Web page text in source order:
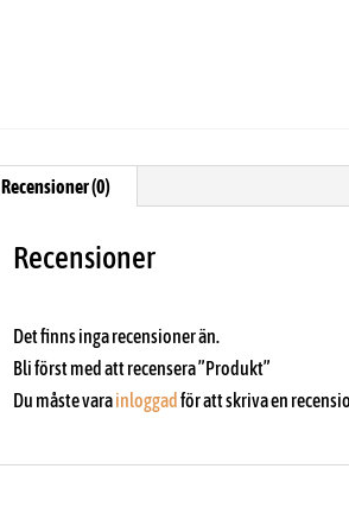
Recensioner (0)
Recensioner
Det finns inga recensioner än.
Bli först med att recensera ”Produkt”
Du måste varainloggad för att skriva en